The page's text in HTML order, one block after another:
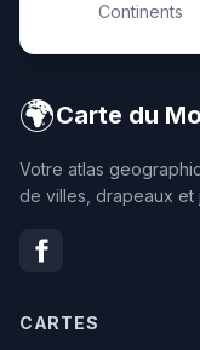
Continents
🌍Carte du
Votre atlas
de villes, drapeaux et
CARTES